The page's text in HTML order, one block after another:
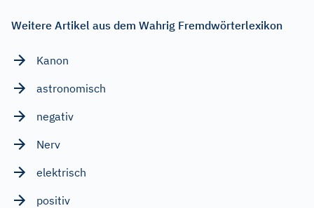
Weitere Artikel aus dem Wahrig Fremdwörterlexikon
Kanon
astronomisch
negativ
Nerv
elektrisch
positiv